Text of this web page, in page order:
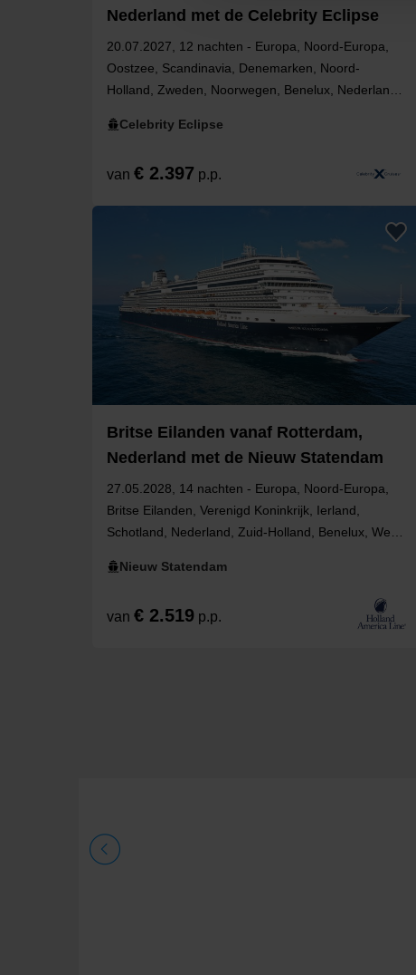
Nederland met de Celebrity Eclipse
20.07.2027, 12 nachten - Europa, Noord-Europa,
Oostzee, Scandinavia, Denemarken, Noord-
Holland, Zweden, Noorwegen, Benelux, Nederland,
Celebrity Eclipse
van € 2.397 p.p.
Britse Eilanden vanaf Rotterdam,
Nederland met de Nieuw Statendam
27.05.2028, 14 nachten - Europa, Noord-Europa,
Britse Eilanden, Verenigd Koninkrijk, Ierland,
Schotland, Nederland, Zuid-Holland, Benelux, West-
Nieuw Statendam
van € 2.519 p.p.